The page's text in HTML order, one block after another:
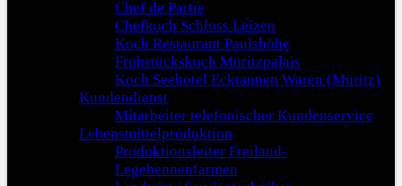
Chef de Partie
Chefkoch Schloss Leizen
Koch Restaurant Paulshöhe
Frühstückskoch Müritzpalais
Koch Seehotel Ecktannen Waren (Müritz)
Kundendienst
Mitarbeiter telefonischer Kundenservice
Lebensmittelproduktion
Produktionsleiter Freiland-
Legehennenfarmen